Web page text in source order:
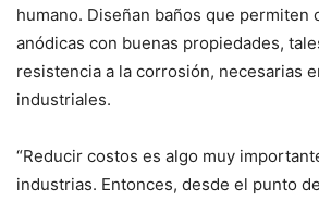
humano. Diseñan baños que permiten
anódicas con buenas propiedades,
resistencia a la corrosión, necesarias
industriales.
“Reducir costos es algo muy
industrias. Entonces, desde el punto